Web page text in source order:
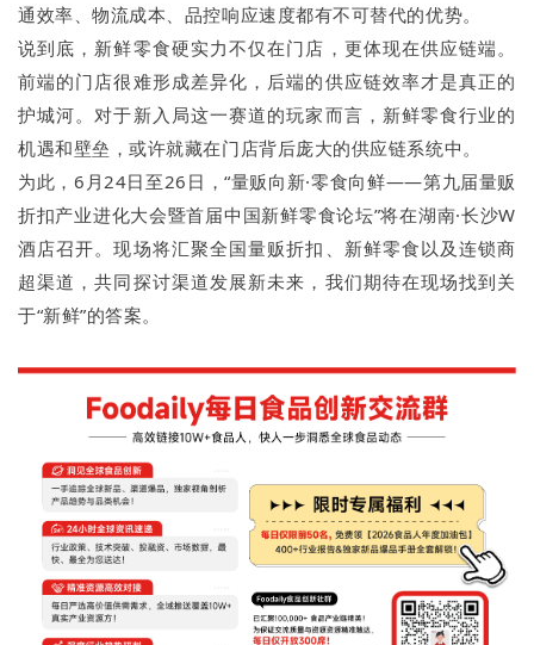
通效率、物流成本、品控响应速度都有不可替代的优势。
说到底，新鲜零食硬实力不仅在门店，更体现在供应链端。
前端的门店很难形成差异化，后端的供应链效率才是真正的
护城河。对于新入局这一赛道的玩家而言，新鲜零食行业的
机遇和壁垒，或许就藏在门店背后庞大的供应链系统中。
为此，6月24日至26日，“量贩向新·零食向鲜——第九届量贩
折扣产业进化大会暨首届中国新鲜零食论坛”将在湖南·长沙W
酒店召开。现场将汇聚全国量贩折扣、新鲜零食以及连锁商
超渠道，共同探讨渠道发展新未来，我们期待在现场找到关
于“新鲜”的答案。